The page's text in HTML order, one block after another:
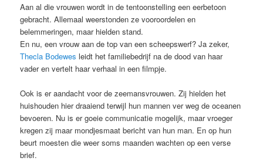
Aan al die vrouwen wordt in de tentoonstelling een eerbetoon
gebracht. Allemaal weerstonden ze vooroordelen en
belemmeringen, maar hielden stand.
En nu, een vrouw aan de top van een scheepswerf? Ja zeker,
Thecla Bodewes leidt het familiebedrijf na de dood van haar
vader en vertelt haar verhaal in een filmpje.
Ook is er aandacht voor de zeemansvrouwen. Zij hielden het
huishouden hier draaiend terwijl hun mannen ver weg de oceanen
bevoeren. Nu is er goeie communicatie mogelijk, maar vroeger
kregen zij maar mondjesmaat bericht van hun man. En op hun
beurt moesten die weer soms maanden wachten op een verse
brief.